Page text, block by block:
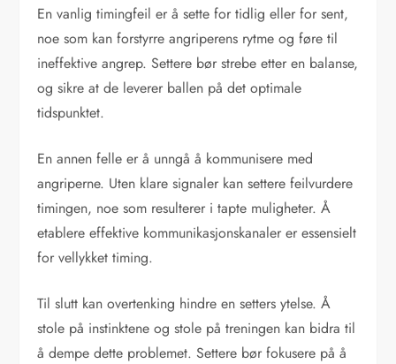
En vanlig timingfeil er å sette for tidlig eller for sent,
noe som kan forstyrre angriperens rytme og føre til
ineffektive angrep. Settere bør strebe etter en balanse,
og sikre at de leverer ballen på det optimale
tidspunktet.
En annen felle er å unngå å kommunisere med
angriperne. Uten klare signaler kan settere feilvurdere
timingen, noe som resulterer i tapte muligheter. Å
etablere effektive kommunikasjonskanaler er essensielt
for vellykket timing.
Til slutt kan overtenking hindre en setters ytelse. Å
stole på instinktene og stole på treningen kan bidra til
å dempe dette problemet. Settere bør fokusere på å